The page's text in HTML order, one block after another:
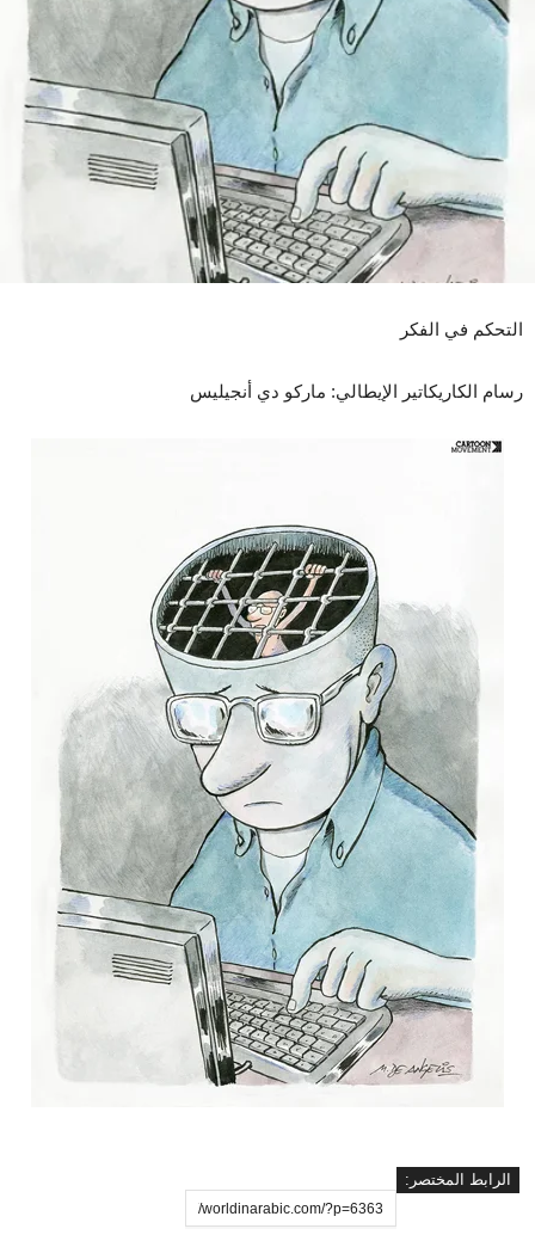
التحكم في الفكر
رسام الكاريكاتير الإيطالي: ماركو دي أنجيليس
الرابط المختصر: